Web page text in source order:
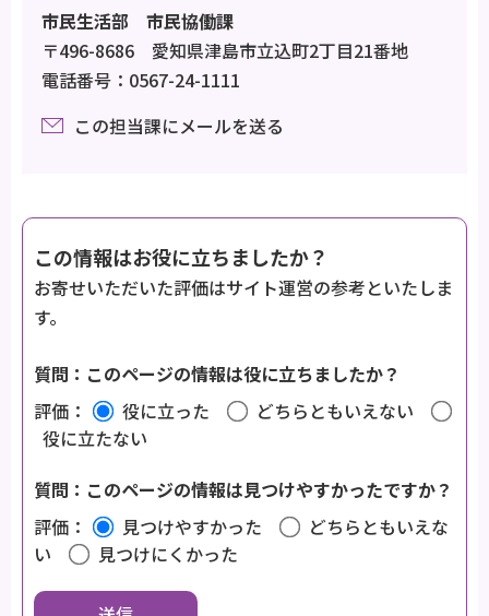
市民生活部 市民協働課
〒496-8686 愛知県津島市立込町2丁目21番地
電話番号：0567-24-1111
この担当課にメールを送る
この情報はお役に立ちましたか？
お寄せいただいた評価はサイト運営の参考といたしま
す。
質問：このページの情報は役に立ちましたか？
評価：
役に立った
どちらともいえない
役に立たない
質問：このページの情報は見つけやすかったですか？
評価：
見つけやすかった
どちらともいえな
い
見つけにくかった